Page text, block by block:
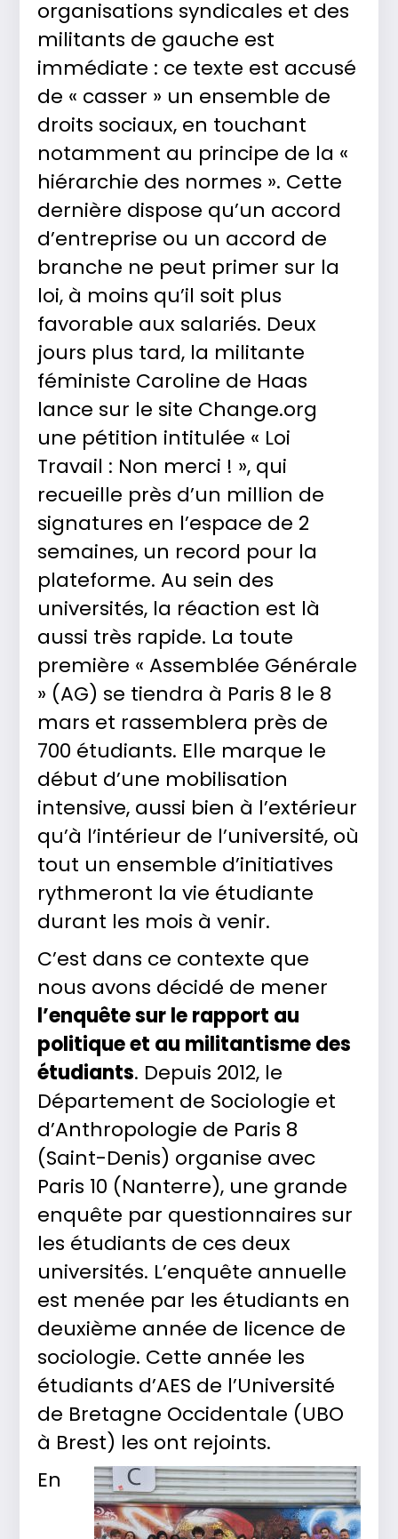
organisations syndicales et des
militants de gauche est
immédiate : ce texte est accusé
de « casser » un ensemble de
droits sociaux, en touchant
notamment au principe de la «
hiérarchie des normes ». Cette
dernière dispose qu’un accord
d’entreprise ou un accord de
branche ne peut primer sur la
loi, à moins qu’il soit plus
favorable aux salariés. Deux
jours plus tard, la militante
féministe Caroline de Haas
lance sur le site Change.org
une pétition intitulée « Loi
Travail : Non merci ! », qui
recueille près d’un million de
signatures en l’espace de 2
semaines, un record pour la
plateforme. Au sein des
universités, la réaction est là
aussi très rapide. La toute
première « Assemblée Générale
» (AG) se tiendra à Paris 8 le 8
mars et rassemblera près de
700 étudiants. Elle marque le
début d’une mobilisation
intensive, aussi bien à l’extérieur
qu’à l’intérieur de l’université, où
tout un ensemble d’initiatives
rythmeront la vie étudiante
durant les mois à venir.
C’est dans ce contexte que
nous avons décidé de mener
l’enquête sur le rapport au
politique et au militantisme des
étudiants. Depuis 2012, le
Département de Sociologie et
d’Anthropologie de Paris 8
(Saint-Denis) organise avec
Paris 10 (Nanterre), une grande
enquête par questionnaires sur
les étudiants de ces deux
universités. L’enquête annuelle
est menée par les étudiants en
deuxième année de licence de
sociologie. Cette année les
étudiants d’AES de l’Université
de Bretagne Occidentale (UBO
à Brest) les ont rejoints.
En